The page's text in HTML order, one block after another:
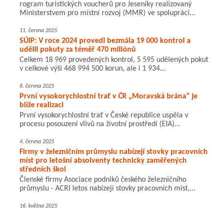
rogram turistických voucherů pro Jeseníky realizovaný
Ministerstvem pro místní rozvoj (MMR) ve spolupráci...
11. června 2025
SÚIP: V roce 2024 provedl bezmála 19 000 kontrol a
udělil pokuty za téměř 470 miliónů
Celkem 18 969 provedených kontrol, 5 595 udělených pokut
v celkové výši 468 994 500 korun, ale i 1 934...
6. června 2025
První vysokorychlostní trať v ČR „Moravská brána“ je
blíže realizaci
První vysokorychlostní trať v České republice uspěla v
procesu posouzení vlivů na životní prostředí (EIA)...
4. června 2025
Firmy v železničním průmyslu nabízejí stovky pracovních
míst pro letošní absolventy technicky zaměřených
středních škol
Členské firmy Asociace podniků českého železničního
průmyslu - ACRI letos nabízejí stovky pracovních míst,...
16. května 2025